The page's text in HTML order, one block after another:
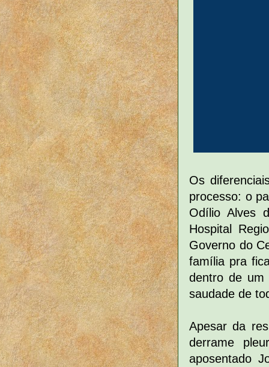
Os
processo: o
Odílio Alves
Hospital
Governo do
família pra
dentro de um
saudade de
Apesar da
derrame
aposentado